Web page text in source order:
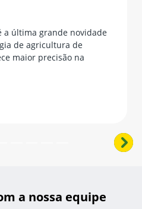
a última grande novidade
de agricultura de
maior precisão na
a nossa equipe